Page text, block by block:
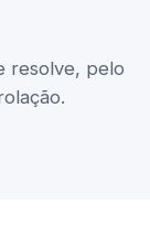
resolve, pelo